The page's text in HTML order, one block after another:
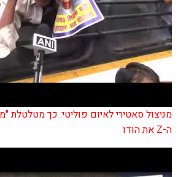
מניצול סאטירי לאיום פוליטי: כך מטלטלת
ה-Z את הודו